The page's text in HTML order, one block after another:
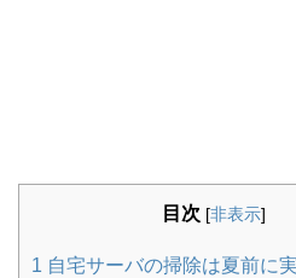
目次 [非表示]
1 自宅サーバの掃除は夏前に